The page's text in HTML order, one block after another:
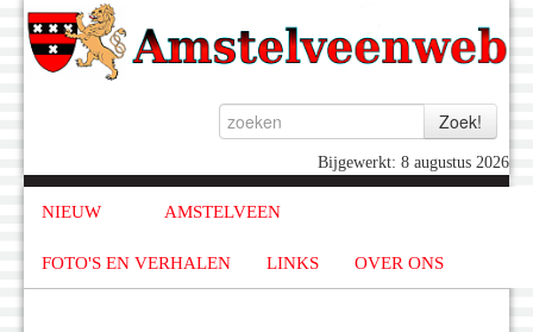
Bijgewerkt: 8 augustus 2026
NIEUW AMSTELVEEN
FOTO'S EN VERHALEN LINKS OVER ONS